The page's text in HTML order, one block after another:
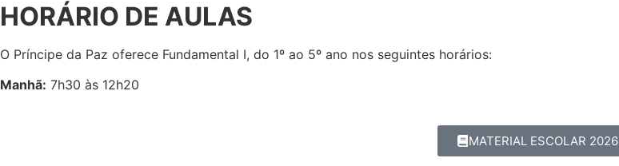
HORÁRIO DE AULAS
O Príncipe da Paz oferece Fundamental I, do 1º ao 5º ano nos seguintes horários:
Manhã: 7h30 às 12h20
MATERIAL ESCOLAR 2026